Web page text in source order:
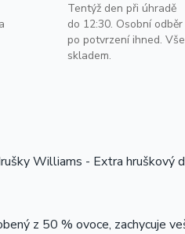
Tentýž den při úhradě
do 12:30. Osobní odběr
po potvrzení ihned. Vše
skladem.
Williams - Extra hruškový
z 50 % ovoce, zachycuje